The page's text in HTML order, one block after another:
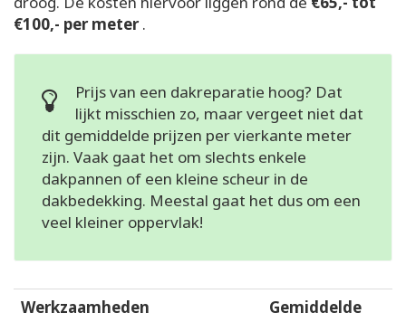
€100,- per meter.
Prijs van een dakreparatie hoog? Dat
lijkt misschien zo, maar vergeet niet dat
dit gemiddelde prijzen per vierkante meter
zijn. Vaak gaat het om slechts enkele
dakpannen of een kleine scheur in de
dakbedekking. Meestal gaat het dus om een
veel kleiner oppervlak!
Werkzaamheden
Gemiddelde